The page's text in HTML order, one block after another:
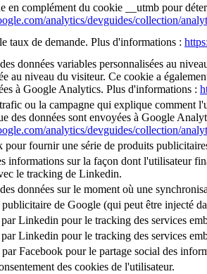
en complément du cookie __utmb pour
analytics/devguides/collection/
taux de demande. Plus d'informations :
données variables personnalisées au
au niveau du visiteur. Ce cookie a
à Google Analytics. Plus d'informations :
ou la campagne qui explique comment
des données sont envoyées à Google
analytics/devguides/collection/
fournir une série de produits
informations sur la façon dont l'utilisateur
le tracking de Linkedin.
données sur le moment où une
publicitaire de Google (qui peut être injecté
Linkedin pour le tracking des services
Linkedin pour le tracking des services
Facebook pour le partage social des
des cookies de l'utilisateur.